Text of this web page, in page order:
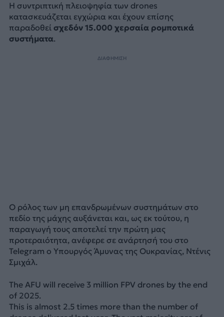
Η συντριπτική πλειοψηφία των drones
κατασκευάζεται εγχώρια και έχουν επίσης
παραδοθεί σχεδόν 15.000 χερσαία ρομποτικά
συστήματα.
ΔΙΑΦΗΜΙΣΗ
Ο ρόλος των μη επανδρωμένων συστημάτων στο
πεδίο της μάχης αυξάνεται και, ως εκ τούτου, η
παραγωγή τους αποτελεί την πρώτη μας
προτεραιότητα, ανέφερε σε ανάρτησή του στο
Telegram ο Υπουργός Άμυνας της Ουκρανίας, Ντένις
Σμιχάλ.
The AFU will receive 3 million FPV drones by the end
of 2025.
This is almost 2.5 times more than the number of